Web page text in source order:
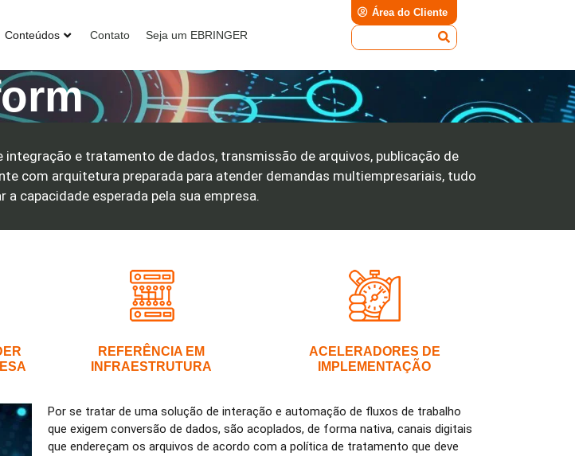
Conteúdos Contato Seja um EBRINGER
Área do Cliente
e tratamento de dados, transmissão de arquivos, publicação de
com arquitetura preparada para atender demandas multiempresariais, tudo
capacidade esperada pela sua empresa.
REFERÊNCIA EM
INFRAESTRUTURA
ACELERADORES DE
IMPLEMENTAÇÃO
Por se tratar de uma solução de interação e automação de fluxos de trabalho
que exigem conversão de dados, são acoplados, de forma nativa, canais digitais
que endereçam os arquivos de acordo com a política de tratamento que deve